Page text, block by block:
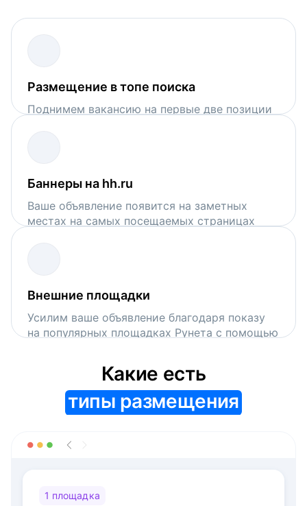
Размещение в топе поиска
Поднимем вакансию на первые две позиции
Баннеры на hh.ru
Ваше объявление появится на заметных
местах на самых посещаемых страницах
Внешние площадки
Усилим ваше объявление благодаря показу
на популярных площадках Рунета с помощью
типы размещения
1 площадка